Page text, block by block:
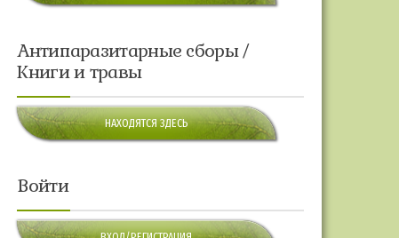
Антипаразитарные сборы /
Книги и травы
НАХОДЯТСЯ ЗДЕСЬ
Войти